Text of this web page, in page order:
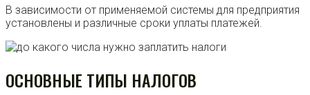
В зависимости от применяемой системы для предприятия
установлены и различные сроки уплаты платежей.
ОСНОВНЫЕ ТИПЫ НАЛОГОВ